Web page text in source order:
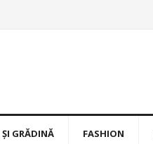
ȘI GRĂDINĂ FASHION